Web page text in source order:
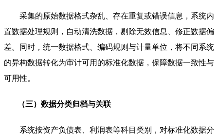
采集的原始数据格式杂乱、存在重复或错误信息，系统内
置数据处理规则，自动清洗数据，剔除无效信息、修正数据偏
差。同时，统一数据格式、编码规则与计量单位，将不同系统
的异构数据转化为审计可用的标准化数据，保障数据一致性与
可用性。
（三）数据分类归档与关联
系统按资产负债表、利润表等科目类别，对标准化数据分